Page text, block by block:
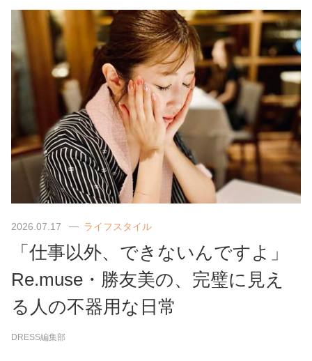
2026.07.17 ライフスタイル
「仕事以外、できないんですよ」
Re.muse・勝友美の、完璧に見え
る人の不器用な日常
DRESS編集部